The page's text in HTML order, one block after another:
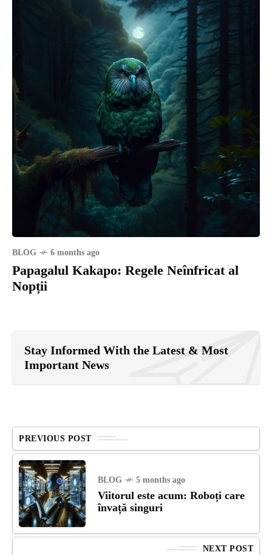
BLOG 6 months ago
Papagalul Kakapo: Regele Neînfricat al
Nopții
Stay Informed With the Latest & Most
Important News
PREVIOUS POST
BLOG 5 months ago
Viitorul este acum: Roboți care
învață singuri
NEXT POST